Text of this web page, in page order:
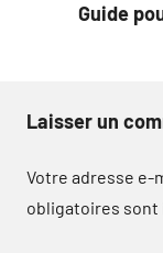
Guide
Laisser un
Votre adresse e-
obligatoires sont